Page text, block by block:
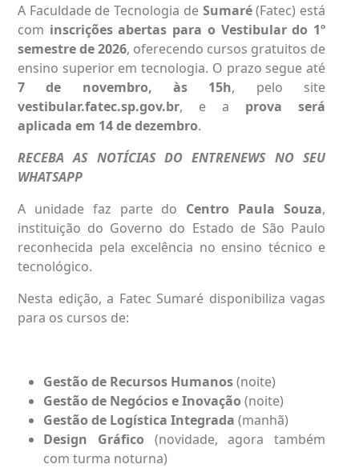
A Faculdade de Tecnologia deSumaré(Fatec) está
com inscrições abertas para o Vestibular do 1º
semestre de 2026, oferecendo cursos gratuitos de
ensino superior em tecnologia. O prazo segue até
7 de novembro, às 15h, pelo site
vestibular.fatec.sp.gov.br, e a prova será
aplicada em 14 de dezembro.
RECEBA AS NOTÍCIAS DO ENTRENEWS NO SEU
WHATSAPP
A unidade faz parte do Centro Paula Souza,
instituição do Governo do Estado de São Paulo
reconhecida pela excelência no ensino técnico e
tecnológico.
Nesta edição, a Fatec Sumaré disponibiliza vagas
para os cursos de:
Gestão de Recursos Humanos(noite)
Gestão de Negócios e Inovação (noite)
Gestão de Logística Integrada (manhã)
Design Gráfico (novidade, agora também
com turma noturna)